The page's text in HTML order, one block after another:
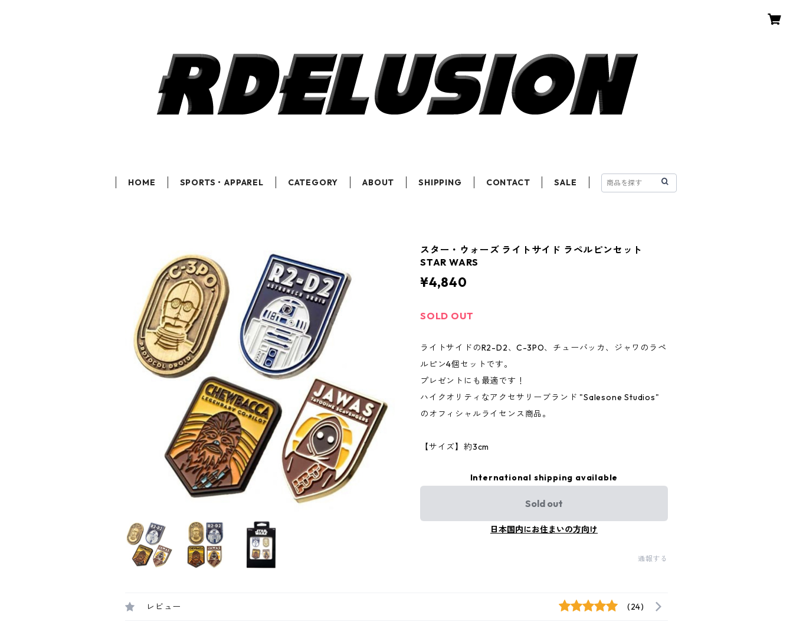
HOME SPORTS・APPAREL CATEGORY ABOUT SHIPPING CONTACT SALE
スター・ウォーズ ライトサイド ラペルピンセット
STAR WARS
¥4,840
SOLD OUT
ライトサイドのR2-D2、C-3PO、チューバッカ、ジャワのラペ
ルピン4個セットです。
プレゼントにも最適です！
ハイクオリティなアクセサリーブランド "Salesone Studios"
のオフィシャルライセンス商品。
【サイズ】約3cm
International shipping available
Sold out
日本国内にお住まいの方向け
通報する
レビュー (24)